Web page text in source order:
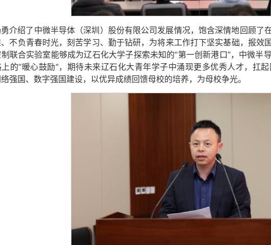
介绍了中微半导体（深圳）股份有限公司发展情况，饱含深情地回顾了
不负青春时光，刻苦学习、勤于钻研，为将来工作打下坚实基础，报效
联合实验室能够成为辽石化大学子探索未知的“第一创新港口”，中微半
的“暖心鼓励”，期待未来辽石化大青年学子中涌现更多优秀人才，扛
强国、数字强国建设，以优异成绩回馈母校的培养，为母校争光。